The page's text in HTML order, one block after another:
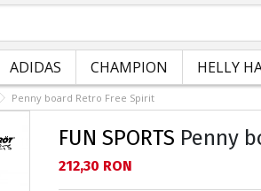
ADIDAS CHAMPION HELLY
Penny board Retro Free Spirit
FUN SPORTS Penny
Текуща цена:
212,30 RON